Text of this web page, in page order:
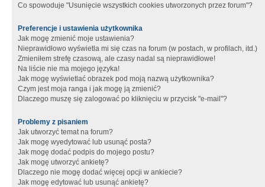
Co spowoduje "Usunięcie wszystkich cookies utworzonych przez forum"?
Preferencje i ustawienia użytkownika
Jak mogę zmienić moje ustawienia?
Nieprawidłowo wyświetla mi się czas na forum (w postach, w profilach, itd.)
Zmieniłem strefę czasową, ale czasy nadal są nieprawidłowe!
Na liście nie ma mojego języka!
Jak mogę wyświetlać obrazek pod moją nazwą użytkownika?
Czym jest moja ranga i jak mogę ją zmienić?
Dlaczego muszę się zalogować po kliknięciu w przycisk "e-mail"?
Problemy z pisaniem
Jak utworzyć temat na forum?
Jak mogę wyedytować lub usunąć posta?
Jak mogę dodać podpis do mojego postu?
Jak mogę utworzyć ankietę?
Dlaczego nie mogę dodać więcej opcji w ankiecie?
Jak mogę edytować lub usunąć ankietę?